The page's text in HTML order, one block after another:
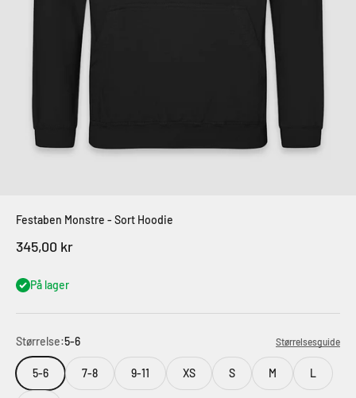
Festaben Monstre - Sort Hoodie
Salgspris
345,00 kr
På lager
Størrelse:5-6 Størrelsesguide
5-6 7-8 9-11 XS S M L